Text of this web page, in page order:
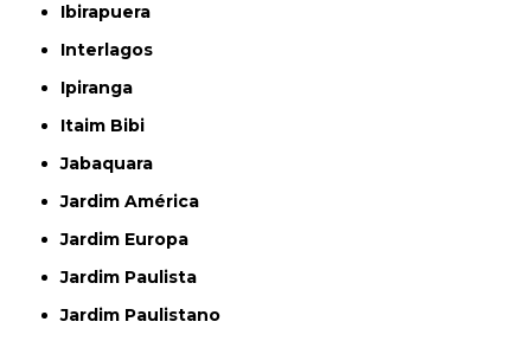
Ibirapuera
Interlagos
Ipiranga
Itaim Bibi
Jabaquara
Jardim América
Jardim Europa
Jardim Paulista
Jardim Paulistano